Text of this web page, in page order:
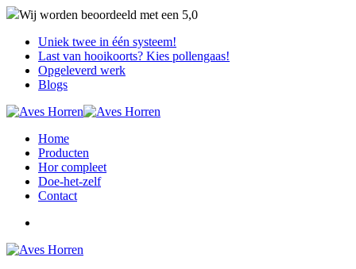
Wij worden beoordeeld met een 5,0
Uniek twee in één systeem!
Last van hooikoorts? Kies pollengaas!
Opgeleverd werk
Blogs
Home
Producten
Hor compleet
Doe-het-zelf
Contact